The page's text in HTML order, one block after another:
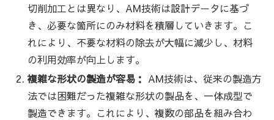
切削加工とは異なり、AM技術は設計データに基づ
き、必要な箇所にのみ材料を積層していきます。こ
れにより、不要な材料の除去が大幅に減少し、材料
の利用効率が向上します。
複雑な形状の製造が容易： AM技術は、従来の製造方
法では困難だった複雑な形状の製品を、一体成型で
製造できます。これにより、複数の部品を組み合わ